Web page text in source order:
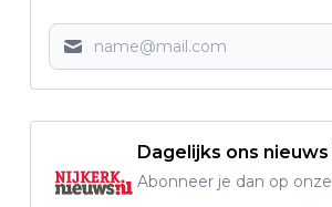
Dagelijks ons
Abonneer je dan op